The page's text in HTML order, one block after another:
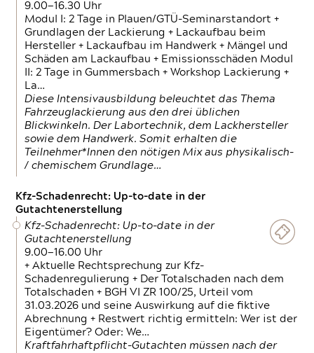
9.00—16.30 Uhr
Modul I: 2 Tage in Plauen/GTÜ-Seminarstandort +
Grundlagen der Lackierung + Lackaufbau beim
Hersteller + Lackaufbau im Handwerk + Mängel und
Schäden am Lackaufbau + Emissionsschäden Modul
II: 2 Tage in Gummersbach + Workshop Lackierung +
La…
Diese Intensivausbildung beleuchtet das Thema
Fahrzeuglackierung aus den drei üblichen
Blickwinkeln. Der Labortechnik, dem Lackhersteller
sowie dem Handwerk. Somit erhalten die
Teilnehmer*Innen den nötigen Mix aus physikalisch-
/ chemischem Grundlage…
Kfz-Schadenrecht: Up-to-date in der
Gutachtenerstellung
Kfz-Schadenrecht: Up-to-date in der
Gutachtenerstellung
9.00—16.00 Uhr
+ Aktuelle Rechtsprechung zur Kfz-
Schadenregulierung + Der Totalschaden nach dem
Totalschaden + BGH VI ZR 100/25, Urteil vom
31.03.2026 und seine Auswirkung auf die fiktive
Abrechnung + Restwert richtig ermitteln: Wer ist der
Eigentümer? Oder: We…
Kraftfahrhaftpflicht-Gutachten müssen nach der